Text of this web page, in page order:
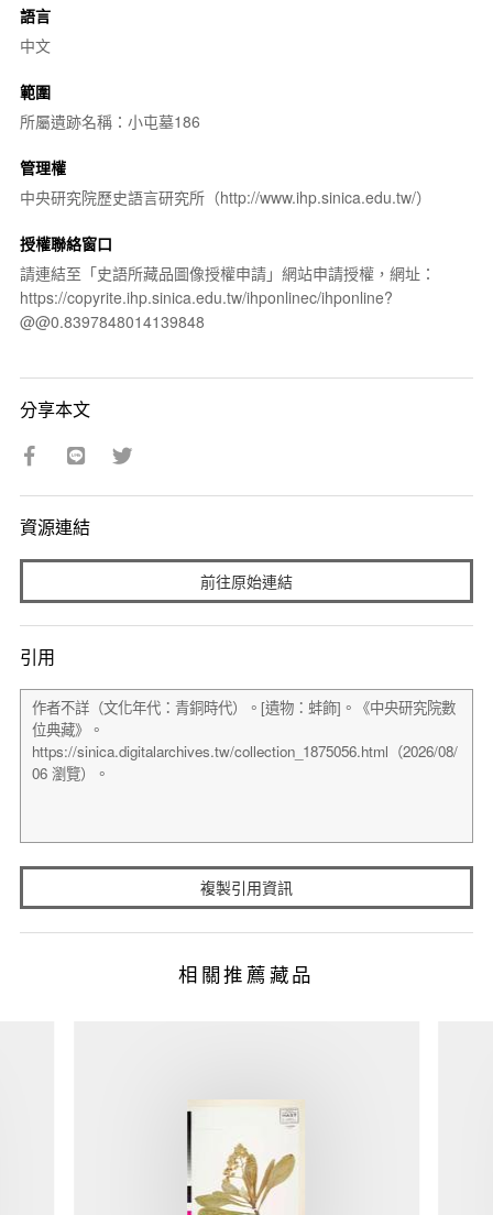
語言
中文
範圍
所屬遺跡名稱：小屯墓186
管理權
中央研究院歷史語言研究所（http://www.ihp.sinica.edu.tw/）
授權聯絡窗口
請連結至「史語所藏品圖像授權申請」網站申請授權，網址：
https://copyrite.ihp.sinica.edu.tw/ihponlinec/ihponline?
@@0.8397848014139848
分享本文
資源連結
前往原始連結
引用
複製引用資訊
相關推薦藏品